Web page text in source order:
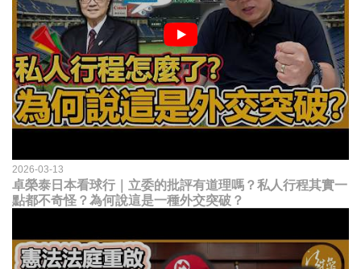
2026-03-13
卓榮泰日本看球行｜立委的批評有道理嗎？私人行程其實一
點都不奇怪？為何說這是一種外交突破？